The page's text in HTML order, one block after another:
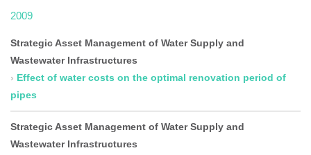
2009
Strategic Asset Management of Water Supply and
Wastewater Infrastructures
Effect of water costs on the optimal renovation period of
pipes
Strategic Asset Management of Water Supply and
Wastewater Infrastructures